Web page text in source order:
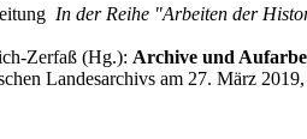
In der Reihe "Arbeiten der
Zerfaß (Hg.): Archive und
Landesarchivs am 27. März